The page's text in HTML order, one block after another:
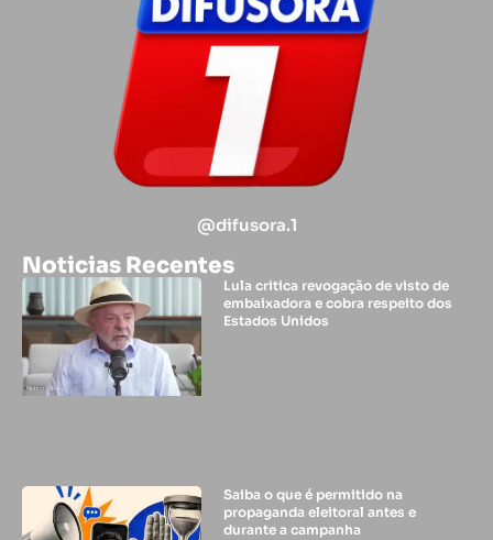
@difusora.1
Noticias Recentes
Lula critica revogação de visto de
embaixadora e cobra respeito dos
Estados Unidos
Saiba o que é permitido na
propaganda eleitoral antes e
durante a campanha